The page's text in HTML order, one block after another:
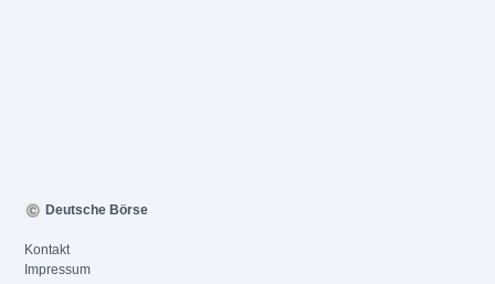
Deutsche Börse
Kontakt
Impressum